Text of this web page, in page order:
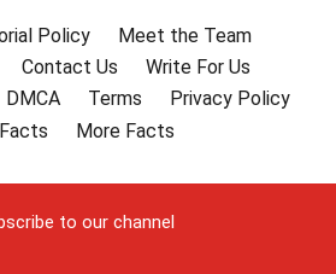
Policy
Meet the Team
Contact Us
Write For Us
DMCA Terms
Privacy Policy
More Facts
to our channel